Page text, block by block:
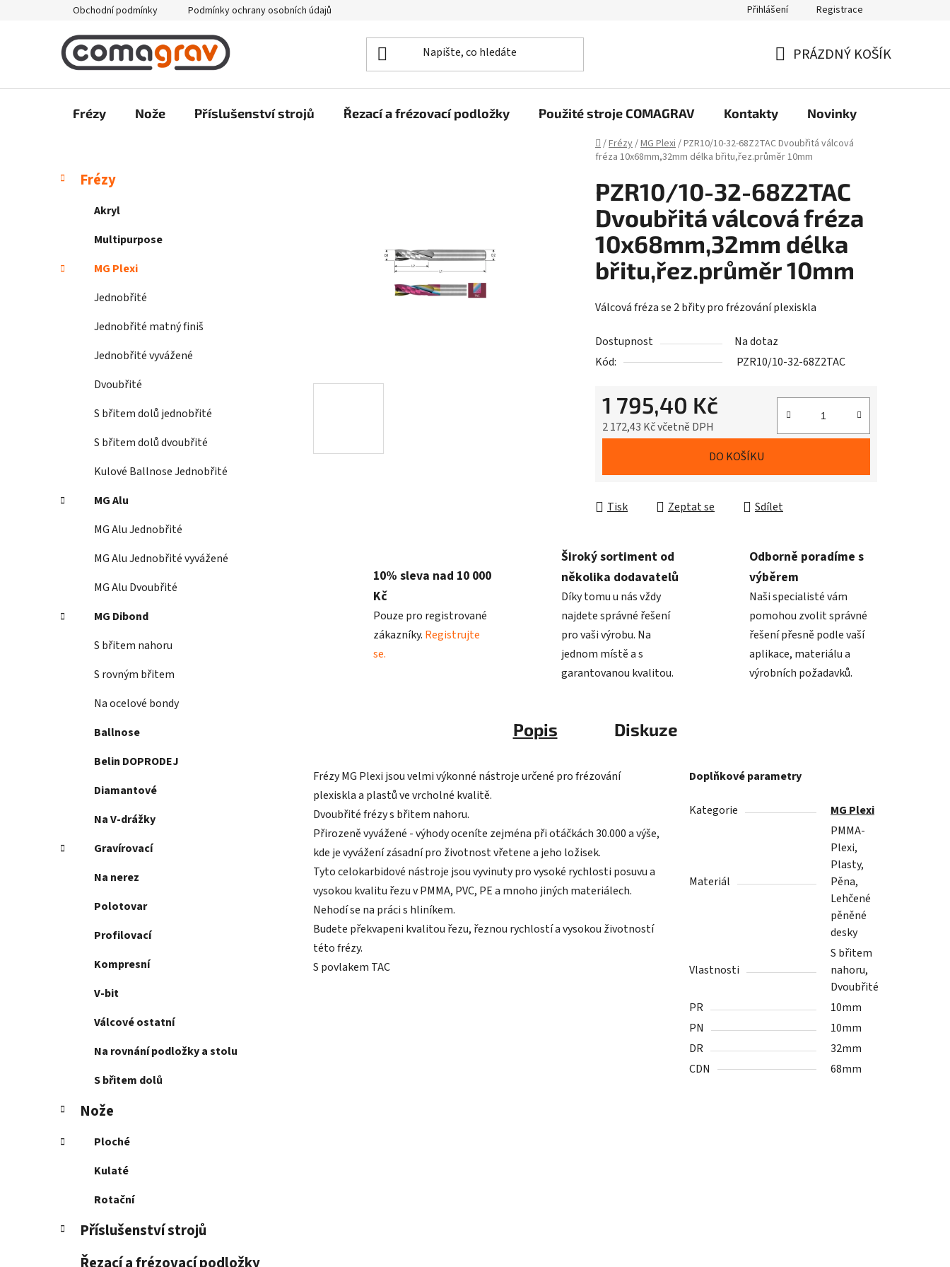
Obchodní podmínky Podmínky ochrany osobních údajů Přihlášení Registrace
KOŠÍK
PRÁZDNÝ KOŠÍK
Frézy Nože Příslušenství strojů Řezací a frézovací podložky Použité stroje COMAGRAV Kontakty Novinky
Domů
/Frézy/MG Plexi/PZR10/10-32-68Z2TAC Dvoubřitá válcová
fréza 10x68mm,32mm délka břitu,řez.průměr 10mm
P
a
Přeskočit
kategorie
K
a
r
Frézy
Akryl
Multipurpose
MG Plexi
Jednobřité
Jednobřité matný finiš
Jednobřité vyvážené
Dvoubřité
S břitem dolů jednobřité
S břitem dolů dvoubřité
Kulové Ballnose Jednobřité
MG Alu
MG Alu Jednobřité
MG Alu Jednobřité vyvážené
MG Alu Dvoubřité
MG Dibond
S břitem nahoru
S rovným břitem
Na ocelové bondy
Ballnose
Belin DOPRODEJ
Diamantové
Na V-drážky
Gravírovací
Na nerez
Polotovar
Profilovací
Kompresní
V-bit
Válcové ostatní
Na rovnání podložky a stolu
S břitem dolů
Nože
Ploché
Kulaté
Rotační
Příslušenství strojů
PZR10/10-32-68Z2TAC
Dvoubřitá válcová fréza
10x68mm,32mm délka
břitu,řez.průměr 10mm
Válcová fréza se 2 břity pro frézování plexiskla
Dostupnost
Na dotaz
Kód:
PZR10/10-32-68Z2TAC
1 795,40 Kč
2 172,43 Kč včetně DPH
DO KOŠÍKU
Tisk Zeptat se Sdílet
10% sleva nad 10 000
Kč
Pouze pro registrované
zákazníky. Registrujte
se.
Široký sortiment od
několika dodavatelů
Díky tomu u nás vždy
najdete správné řešení
pro vaši výrobu. Na
jednom místě a s
garantovanou kvalitou.
Odborně poradíme s
výběrem
Naši specialisté vám
pomohou zvolit správné
řešení přesně podle vaší
aplikace, materiálu a
výrobních požadavků.
Popis Diskuze
Frézy MG Plexi jsou velmi výkonné nástroje určené pro frézování
plexiskla a plastů ve vrcholné kvalitě.
Dvoubřité frézy s břitem nahoru.
Přirozeně vyvážené - výhody oceníte zejména při otáčkách 30.000 a výše,
kde je vyvážení zásadní pro životnost vřetene a jeho ložisek.
Tyto celokarbidové nástroje jsou vyvinuty pro vysoké rychlosti posuvu a
vysokou kvalitu řezu v PMMA, PVC, PE a mnoho jiných materiálech.
Nehodí se na práci s hliníkem.
Budete překvapeni kvalitou řezu, řeznou rychlostí a vysokou životností
této frézy.
S povlakem TAC
Doplňkové parametry
Kategorie MG Plexi
Materiál
PMMA-
Plexi,
Plasty,
Pěna,
Lehčené
pěněné
desky
Vlastnosti
S břitem
nahoru,
Dvoubřité
PR
10mm
PN
10mm
DR
32mm
CDN
68mm